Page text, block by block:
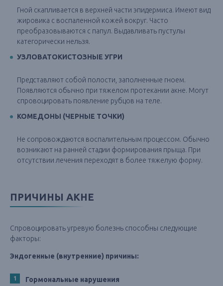
Гной скапливается в верхней части эпидермиса. Имеют вид
жировика с воспаленной кожей вокруг. Часто
преобразовываются с папул. Выдавливать пустулы
категорически нельзя.
УЗЛОВАТОКИСТОЗНЫЕ УГРИ
Представляют собой полости, заполненные гноем.
Появляются обычно при тяжелом протекании акне. Могут
спровоцировать появление рубцов на теле.
КОМЕДОНЫ (ЧЕРНЫЕ ТОЧКИ)
Не сопровождаются воспалительным процессом. Обычно
возникают на ранней стадии формирования прыща. При
отсутствии лечения переходят в более тяжелую форму.
ПРИЧИНЫ АКНЕ
Спровоцировать угревую болезнь способны следующие
факторы:
Эндогенные (внутренние) причины:
Гормональные нарушения